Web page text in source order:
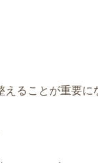
ることが重要に